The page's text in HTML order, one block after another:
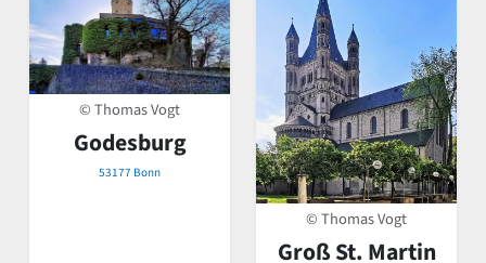
© Thomas Vogt
Godesburg
53177 Bonn
© Thomas Vogt
Groß St. Martin